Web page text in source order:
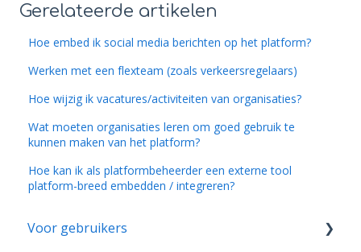
Gerelateerde artikelen
Hoe embed ik social media berichten op het platform?
Werken met een flexteam (zoals verkeersregelaars)
Hoe wijzig ik vacatures/activiteiten van organisaties?
Wat moeten organisaties leren om goed gebruik te
kunnen maken van het platform?
Hoe kan ik als platformbeheerder een externe tool
platform-breed embedden / integreren?
Voor gebruikers